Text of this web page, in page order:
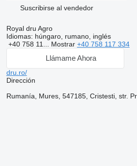
Suscribirse al vendedor
Royal dru Agro
Idiomas: húngaro, rumano, inglés
+40 758 11... Mostrar +40 758 117 334
Llámame Ahora
dru.ro/
Dirección
Rumanía, Mures, 547185, Cristesti, str.